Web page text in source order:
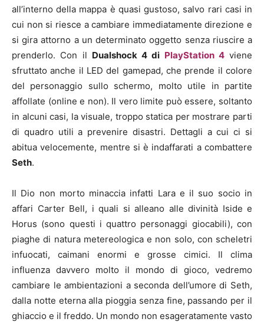
all’interno della mappa è quasi gustoso, salvo rari casi in
cui non si riesce a cambiare immediatamente direzione e
si gira attorno a un determinato oggetto senza riuscire a
prenderlo. Con il Dualshock 4 di PlayStation 4viene
sfruttato anche il LED del gamepad, che prende il colore
del personaggio sullo schermo, molto utile in partite
affollate (online e non). Il vero limite può essere, soltanto
in alcuni casi, la visuale, troppo statica per mostrare parti
di quadro utili a prevenire disastri. Dettagli a cui ci si
abitua velocemente, mentre si è indaffarati a combattere
Seth.
Il Dio non morto minaccia infatti Lara e il suo socio in
affari Carter Bell, i quali si alleano alle divinità Iside e
Horus (sono questi i quattro personaggi giocabili), con
piaghe di natura metereologica e non solo, con scheletri
infuocati, caimani enormi e grosse cimici. Il clima
influenza davvero molto il mondo di gioco, vedremo
cambiare le ambientazioni a seconda dell’umore di Seth,
dalla notte eterna alla pioggia senza fine, passando per il
ghiaccio e il freddo. Un mondo non esageratamente vasto